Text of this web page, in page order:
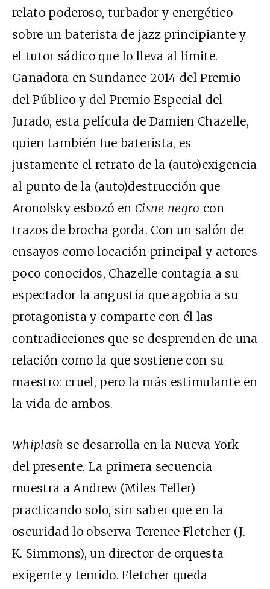
relato poderoso, turbador y energético
sobre un baterista de jazz principiante y
el tutor sádico que lo lleva al límite.
Ganadora en Sundance 2014 del Premio
del Público y del Premio Especial del
Jurado, esta película de Damien Chazelle,
quien también fue baterista, es
justamente el retrato de la (auto)exigencia
al punto de la (auto)destrucción que
Aronofsky esbozó en Cisne negro con
trazos de brocha gorda. Con un salón de
ensayos como locación principal y actores
poco conocidos, Chazelle contagia a su
espectador la angustia que agobia a su
protagonista y comparte con él las
contradicciones que se desprenden de una
relación como la que sostiene con su
maestro: cruel, pero la más estimulante en
la vida de ambos.
Whiplash se desarrolla en la Nueva York
del presente. La primera secuencia
muestra a Andrew (Miles Teller)
practicando solo, sin saber que en la
oscuridad lo observa Terence Fletcher (J.
K. Simmons), un director de orquesta
exigente y temido. Fletcher queda